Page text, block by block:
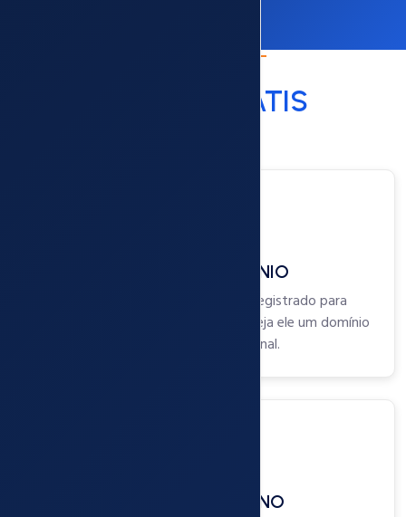
GRÁTIS
TENHA UM DOMÍNIO
Você precisa já ter um domínio registrado para
contratar uma nova hospedagem, seja ele um domínio
nacional ou internacional.
ESCOLHA O PLANO